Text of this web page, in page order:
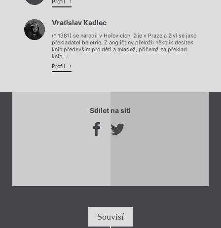
Profil
Vratislav Kadlec
(* 1981) se narodil v Hořovicích, žije v Praze a živí se jako
překladatel beletrie. Z angličtiny přeložil několik desítek
knih především pro děti a mládež, přičemž za překlad
knih ...
Profil
Sdílet na síti
Souvisí